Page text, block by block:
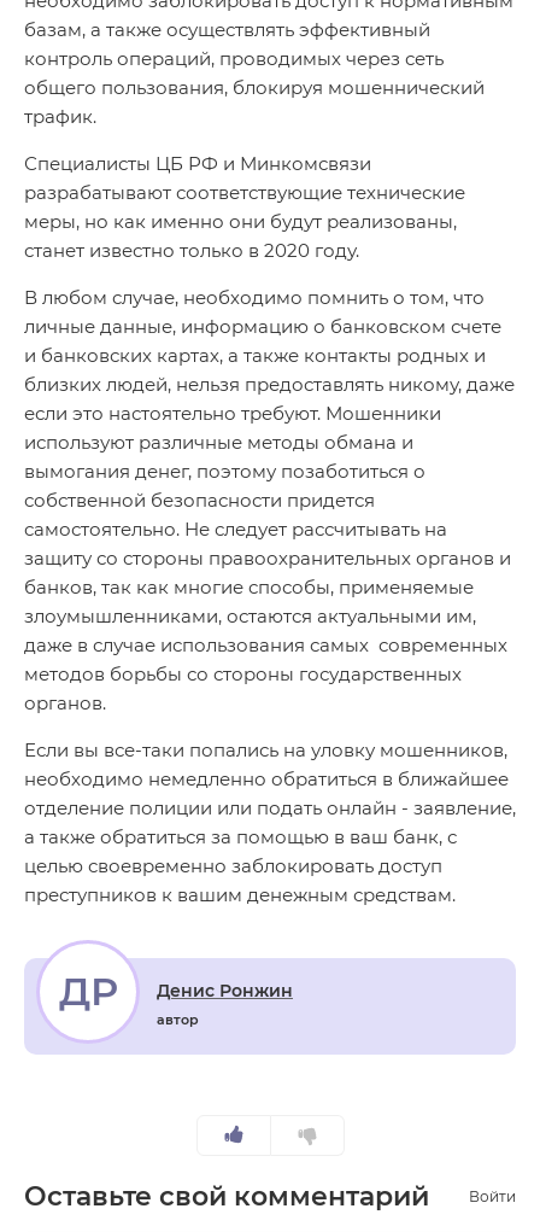
базам, а также осуществлять эффективный
контроль операций, проводимых через сеть
общего пользования, блокируя мошеннический
трафик.
Специалисты ЦБ РФ и Минкомсвязи
разрабатывают соответствующие технические
меры, но как именно они будут реализованы,
станет известно только в 2020 году.
В любом случае, необходимо помнить о том, что
личные данные, информацию о банковском счете
и банковских картах, а также контакты родных и
близких людей, нельзя предоставлять никому, даже
если это настоятельно требуют. Мошенники
используют различные методы обмана и
вымогания денег, поэтому позаботиться о
собственной безопасности придется
самостоятельно. Не следует рассчитывать на
защиту со стороны правоохранительных органов и
банков, так как многие способы, применяемые
злоумышленниками, остаются актуальными им,
даже в случае использования самых современных
методов борьбы со стороны государственных
органов.
Если вы все-таки попались на уловку мошенников,
необходимо немедленно обратиться в ближайшее
отделение полиции или подать онлайн - заявление,
а также обратиться за помощью в ваш банк, с
целью своевременно заблокировать доступ
преступников к вашим денежным средствам.
ДР Денис Ронжин
автор
Оставьте свой комментарий Войти